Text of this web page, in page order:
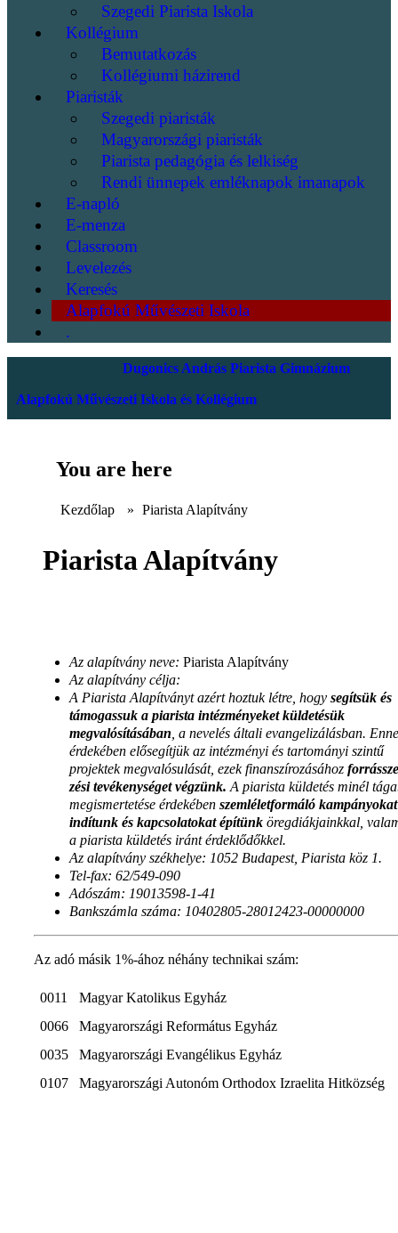
Szegedi Piarista Iskola
Kollégium
Bemutatkozás
Kollégiumi házirend
Piaristák
Szegedi piaristák
Magyarországi piaristák
Piarista pedagógia és lelkiség
Rendi ünnepek emléknapok imanapok
E-napló
E-menza
Classroom
Levelezés
Keresés
Alapfokú Művészeti Iskola
.
Dugonics András Piarista Gimnázium
Alapfokú Művészeti Iskola és Kollégium
You are here
Kezdőlap » Piarista Alapítvány
Piarista Alapítvány
Az alapítvány neve: Piarista Alapítvány
Az alapítvány célja:
A Piarista Alapítványt azért hoztuk létre, hogy segítsük és
támogassuk a piarista intézményeket küldetésük
megvalósításában , a nevelés általi evangelizálásban.
érdekében elősegítjük az intézményi és tartományi szintű
projektek megvalósulását, ezek finanszírozásához
zési tevékenységet végzünk. A piarista küldetés minél
megismertetése érdekében szemléletformáló kampányokat
indítunk és kapcsolatokat építünk öregdiákjainkkal,
a piarista küldetés iránt érdeklődőkkel.
Az alapítvány székhelye: 1052 Budapest, Piarista köz 1.
Tel-fax: 62/549-090
Adószám: 19013598-1-41
Bankszámla száma: 10402805-28012423-00000000
Az adó másik 1%-ához néhány technikai szám:
0011
Magyar Katolikus Egyház
0066
Magyarországi Református Egyház
0035
Magyarországi Evangélikus Egyház
0107
Magyarországi Autonóm Orthodox Izraelita Hitközség